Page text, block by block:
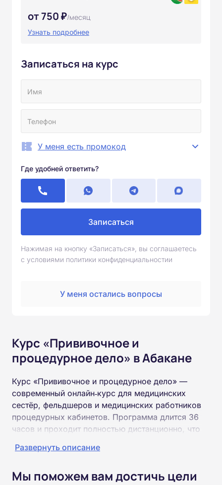
от 750 ₽/месяц
Узнать подробнее
Записаться на курс
У меня есть промокод
Где удобней ответить?
Записаться
Нажимая на кнопку «Записаться», вы соглашаетесь
с условиями политики конфиденциальностии
У меня остались вопросы
Курс «Прививочное и
процедурное дело» в Абакане
Курс «Прививочное и процедурное дело» —
современный онлайн‑курс для медицинских
сестёр, фельдшеров и медицинских работников
процедурных кабинетов. Программа длится 36
часов и проходит полностью дистанционно, что
профессиональной деятельностью. Слушатели
вакцинации, техники выполнения
Развернуть описание
Мы поможем вам достичь цели